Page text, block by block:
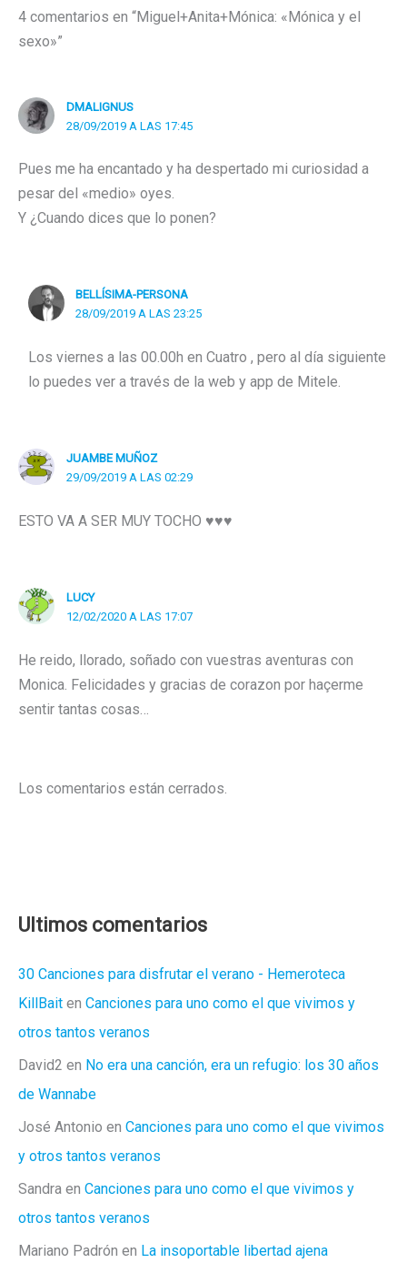
4 comentarios en “Miguel+Anita+Mónica: «Mónica y el
sexo»”
DMALIGNUS
28/09/2019 A LAS 17:45
Pues me ha encantado y ha despertado mi curiosidad a
pesar del «medio» oyes.
Y ¿Cuando dices que lo ponen?
BELLÍSIMA-PERSONA
28/09/2019 A LAS 23:25
Los viernes a las 00.00h en Cuatro , pero al día siguiente
lo puedes ver a través de la web y app de Mitele.
JUAMBE MUÑOZ
29/09/2019 A LAS 02:29
ESTO VA A SER MUY TOCHO ♥♥♥
LUCY
12/02/2020 A LAS 17:07
He reido, llorado, soñado con vuestras aventuras con
Monica. Felicidades y gracias de corazon por haçerme
sentir tantas cosas…
Los comentarios están cerrados.
Ultimos comentarios
30 Canciones para disfrutar el verano - Hemeroteca
KillBait en Canciones para uno como el que vivimos y
otros tantos veranos
David2 en No era una canción, era un refugio: los 30 años
de Wannabe
José Antonio en Canciones para uno como el que vivimos
y otros tantos veranos
Sandra en Canciones para uno como el que vivimos y
otros tantos veranos
Mariano Padrón en La insoportable libertad ajena